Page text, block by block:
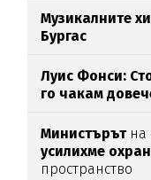
Музикалните
Бургас
Луис Фонси:
го чакам
Министърътна
усилихме
пространство